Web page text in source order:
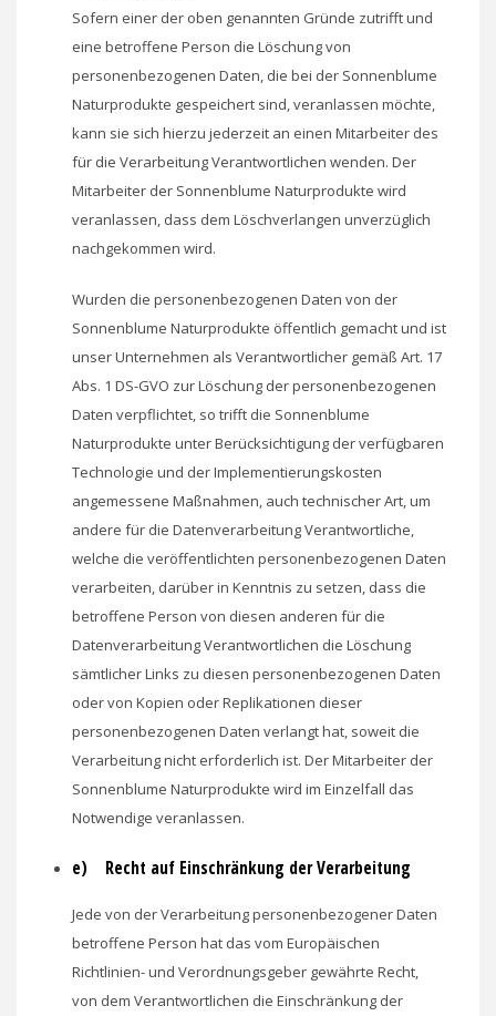
Sofern einer der oben genannten Gründe zutrifft und
eine betroffene Person die Löschung von
personenbezogenen Daten, die bei der Sonnenblume
Naturprodukte gespeichert sind, veranlassen möchte,
kann sie sich hierzu jederzeit an einen Mitarbeiter des
für die Verarbeitung Verantwortlichen wenden. Der
Mitarbeiter der Sonnenblume Naturprodukte wird
veranlassen, dass dem Löschverlangen unverzüglich
nachgekommen wird.
Wurden die personenbezogenen Daten von der
Sonnenblume Naturprodukte öffentlich gemacht und ist
unser Unternehmen als Verantwortlicher gemäß Art. 17
Abs. 1 DS-GVO zur Löschung der personenbezogenen
Daten verpflichtet, so trifft die Sonnenblume
Naturprodukte unter Berücksichtigung der verfügbaren
Technologie und der Implementierungskosten
angemessene Maßnahmen, auch technischer Art, um
andere für die Datenverarbeitung Verantwortliche,
welche die veröffentlichten personenbezogenen Daten
verarbeiten, darüber in Kenntnis zu setzen, dass die
betroffene Person von diesen anderen für die
Datenverarbeitung Verantwortlichen die Löschung
sämtlicher Links zu diesen personenbezogenen Daten
oder von Kopien oder Replikationen dieser
personenbezogenen Daten verlangt hat, soweit die
Verarbeitung nicht erforderlich ist. Der Mitarbeiter der
Sonnenblume Naturprodukte wird im Einzelfall das
Notwendige veranlassen.
e) Recht auf Einschränkung der Verarbeitung
Jede von der Verarbeitung personenbezogener Daten
betroffene Person hat das vom Europäischen
Richtlinien- und Verordnungsgeber gewährte Recht,
von dem Verantwortlichen die Einschränkung der